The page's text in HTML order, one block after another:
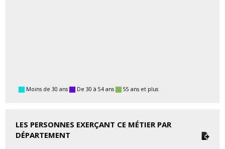
Moins de 30 ans De 30 à 54 ans 55 ans et plus
LES PERSONNES EXERÇANT CE MÉTIER PAR
DÉPARTEMENT